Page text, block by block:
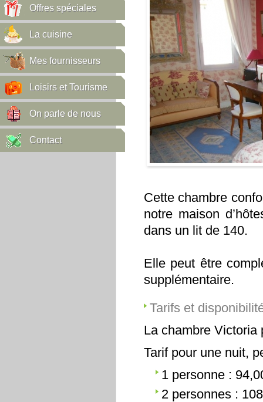
Offres spéciales
La cuisine
Mes fournisseurs
Loisirs et Tourisme
On parle de nous
Contact
Cette chambre
notre maison
dans un lit de 140.
Elle peut être
supplémentaire.
Tarifs et
La chambre Victoria
Tarif pour une nuit,
1 personne :
2 personnes :